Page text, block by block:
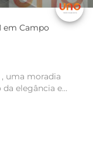
em Campo
da elegância e